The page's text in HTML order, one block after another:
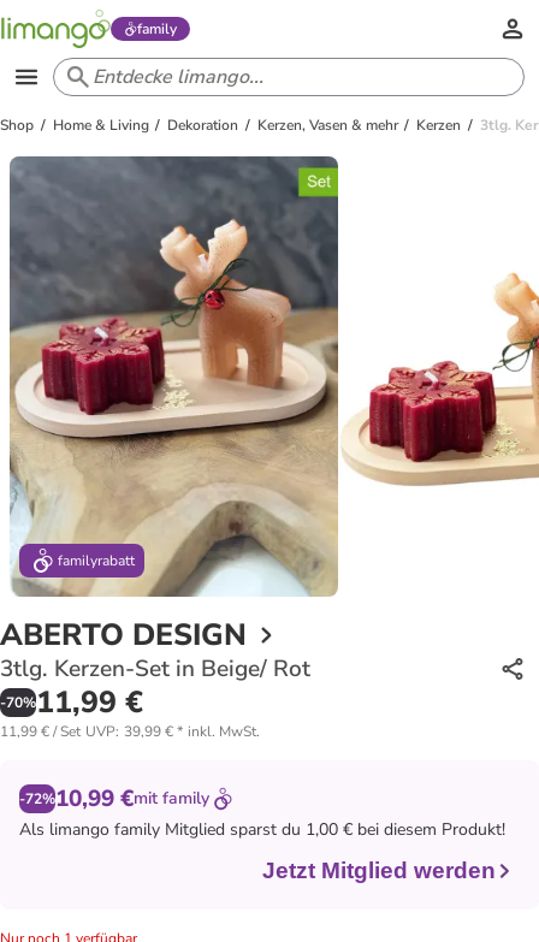
family
Shop Home & Living Dekoration Kerzen, Vasen & mehr Kerzen 3tlg.
familyrabatt
ABERTO DESIGN
3tlg. Kerzen-Set in Beige/ Rot
-70%11,99 €
11,99 € / Set UVP: 39,99 €* inkl. MwSt.
-72%10,99 €mit family
Als limango family Mitglied sparst du 1,00 € bei diesem Produkt!
Jetzt Mitglied werden